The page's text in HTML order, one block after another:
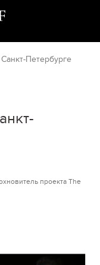
Петербурге
проекта The